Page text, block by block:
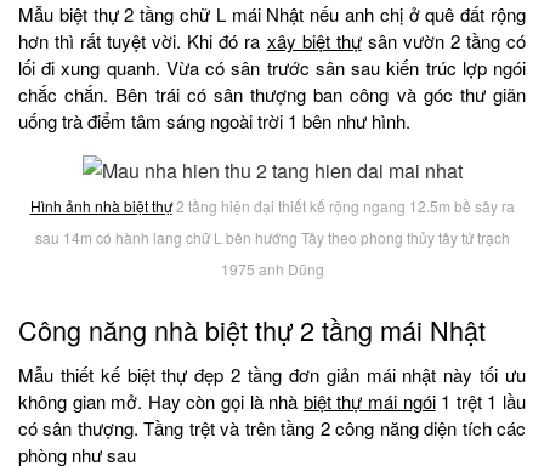
Mẫu biệt thự 2 tầng chữ L mái Nhật nếu anh chị ở quê đất rộng
hơn thì rất tuyệt vời. Khi đó ra xây biệt thựsân vườn 2 tầng có
lối đi xung quanh. Vừa có sân trước sân sau kiến trúc lợp ngói
chắc chắn. Bên trái có sân thượng ban công và góc thư giãn
uống trà điểm tâm sáng ngoài trời 1 bên như hình.
Hình ảnh nhà biệt thự2 tầng hiện đại thiết kế rộng ngang 12.5m bề sây ra
sau 14m có hành lang chữ L bên hướng Tây theo phong thủy tây tứ trạch
1975 anh Dũng
Công năng nhà biệt thự 2 tầng mái Nhật
Mẫu thiết kế biệt thự đẹp 2 tầng đơn giản mái nhật này tối ưu
không gian mở. Hay còn gọi là nhà biệt thự mái ngói1 trệt 1 lầu
có sân thượng. Tầng trệt và trên tầng 2 công năng diện tích các
phòng như sau